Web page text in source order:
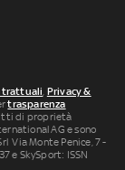
, Privacy &
trasparenza
di proprietà
AG e sono
Via Monte Penice, 7 -
e SkySport: ISSN